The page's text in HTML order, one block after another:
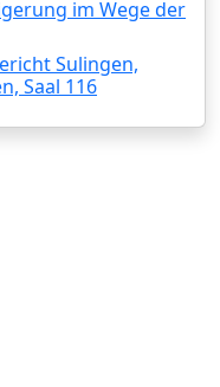
im Wege der
Sulingen,
Saal 116